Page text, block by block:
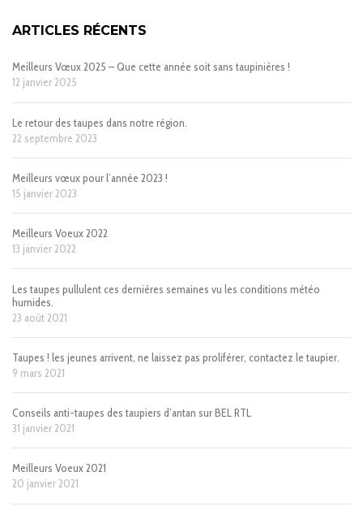
ARTICLES RÉCENTS
Meilleurs Vœux 2025 – Que cette année soit sans taupinières !
12 janvier 2025
Le retour des taupes dans notre région.
22 septembre 2023
Meilleurs vœux pour l’année 2023 !
15 janvier 2023
Meilleurs Voeux 2022
13 janvier 2022
Les taupes pullulent ces dernières semaines vu les conditions météo
humides.
23 août 2021
Taupes ! les jeunes arrivent, ne laissez pas proliférer, contactez le taupier.
9 mars 2021
Conseils anti-taupes des taupiers d’antan sur BEL RTL
31 janvier 2021
Meilleurs Voeux 2021
20 janvier 2021